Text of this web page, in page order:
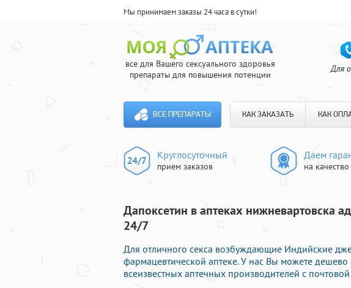
Мы принимаем заказы 24 часа в сутки!
все для Вашего сексуального здоровья
препараты для повышения потенции
ВСЕ ПРЕПАРАТЫ КАК ЗАКАЗАТЬ КАК
Круглосуточный
прием заказов
Даем
на
Дапоксетин в аптеках нижневартовска
24/7
Для отличного секса возбуждающие Индийские
фармацевтической аптеке. У нас Вы можете
всеизвестных аптечных производителей с